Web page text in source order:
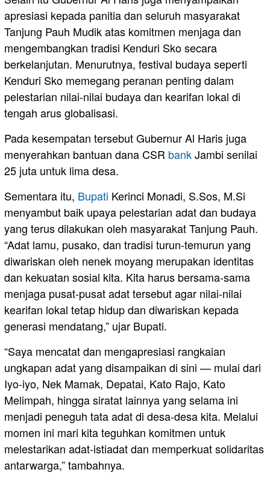
apresiasi kepada panitia dan seluruh masyarakat
Tanjung Pauh Mudik atas komitmen menjaga dan
mengembangkan tradisi Kenduri Sko secara
berkelanjutan. Menurutnya, festival budaya seperti
Kenduri Sko memegang peranan penting dalam
pelestarian nilai-nilai budaya dan kearifan lokal di
tengah arus globalisasi.
Pada kesempatan tersebut Gubernur Al Haris juga
menyerahkan bantuan dana CSR bankJambi senilai
25 juta untuk lima desa.
Sementara itu, Bupati Kerinci Monadi, S.Sos, M.Si
menyambut baik upaya pelestarian adat dan budaya
yang terus dilakukan oleh masyarakat Tanjung Pauh.
“Adat lamu, pusako, dan tradisi turun-temurun yang
diwariskan oleh nenek moyang merupakan identitas
dan kekuatan sosial kita. Kita harus bersama-sama
menjaga pusat-pusat adat tersebut agar nilai-nilai
kearifan lokal tetap hidup dan diwariskan kepada
generasi mendatang,” ujar Bupati.
“Saya mencatat dan mengapresiasi rangkaian
ungkapan adat yang disampaikan di sini — mulai dari
Iyo-iyo, Nek Mamak, Depatai, Kato Rajo, Kato
Melimpah, hingga siratat lainnya yang selama ini
menjadi peneguh tata adat di desa-desa kita. Melalui
momen ini mari kita teguhkan komitmen untuk
melestarikan adat-istiadat dan memperkuat solidaritas
antarwarga,” tambahnya.